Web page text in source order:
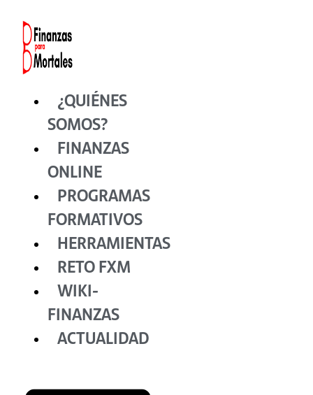
contenido
¿QUIÉNES
SOMOS?
FINANZAS
ONLINE
PROGRAMAS
FORMATIVOS
HERRAMIENTAS
RETO FXM
WIKI-
FINANZAS
ACTUALIDAD